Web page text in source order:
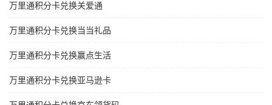
万里通积分卡兑换关爱通
万里通积分卡兑换当当礼品
万里通积分卡兑换赢点生活
万里通积分卡兑换亚马逊卡